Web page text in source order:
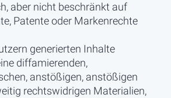
aber nicht beschränkt auf
Patente oder Markenrechte
generierten Inhalte
diffamierenden,
anstößigen, anstößigen
rechtswidrigen Materialien,